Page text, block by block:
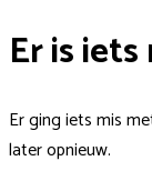
Er is
Er ging iets mis
later opnieuw.